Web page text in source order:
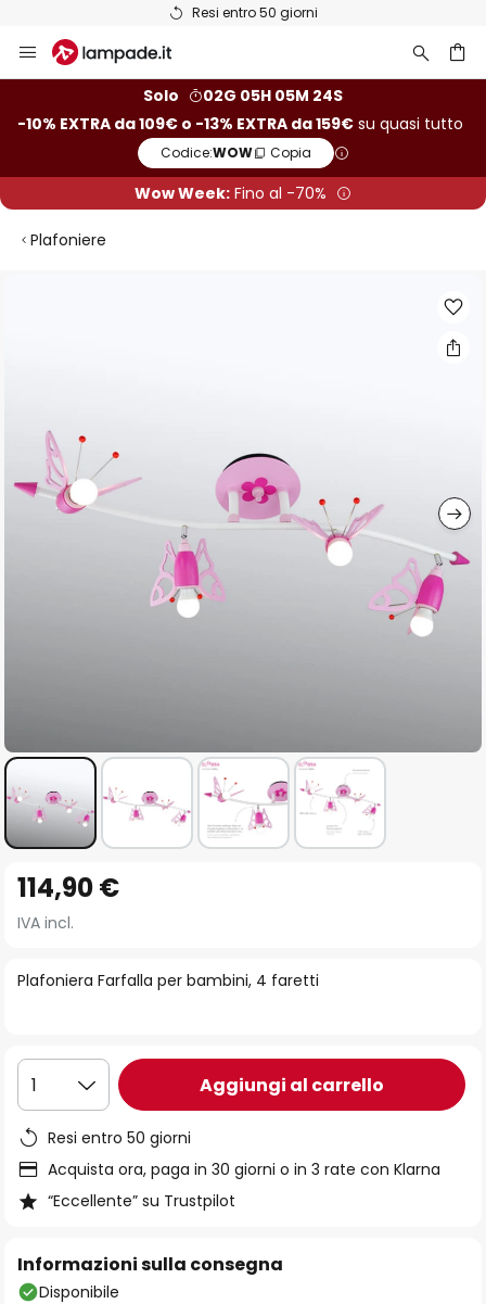
Resi entro 50 giorni
Salta
al
Solo
02G 05H 05M 24S
-10% EXTRA da 109€ o -13% EXTRA da 159€ su quasi tutto
Codice:WOW Copia
Wow Week: Fino al -70%
Plafoniere
immagini
all'inizio
della
Plafoniera Farfalla per bambini, 4 faretti
114,90 €
IVA incl.
1 Aggiungi al carrello
Resi entro 50 giorni
Acquista ora, paga in 30 giorni o in 3 rate con Klarna
“Eccellente” su Trustpilot
Informazioni sulla consegna
Disponibile